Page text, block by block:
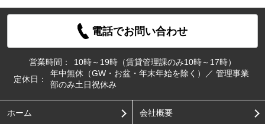
電話でお問い合わせ
営業時間：
10時～19時（賃貸管理課のみ10時～17時）
定休日：
年中無休（GW・お盆・年末年始を除く）／ 管理事業
部のみ土日祝休み
ホーム 会社概要